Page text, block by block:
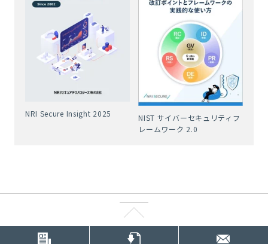
NRI Secure Insight 2025
NIST サイバーセキュリティフ
レームワーク 2.0